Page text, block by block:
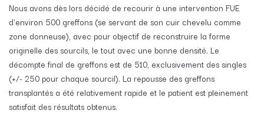
Nous avons dès lors décidé de recourir à une intervention FUE
d'environ 500 greffons (se servant de son cuir chevelu comme
zone donneuse), avec pour objectif de reconstruire la forme
originelle des sourcils, le tout avec une bonne densité. Le
décompte final de greffons est de 510, exclusivement des singles
(+/- 250 pour chaque sourcil). La repousse des greffons
transplantés a été relativement rapide et le patient est pleinement
satisfait des résultats obtenus.